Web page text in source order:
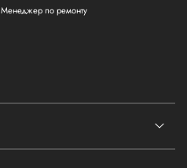
Менеджер по ремонту